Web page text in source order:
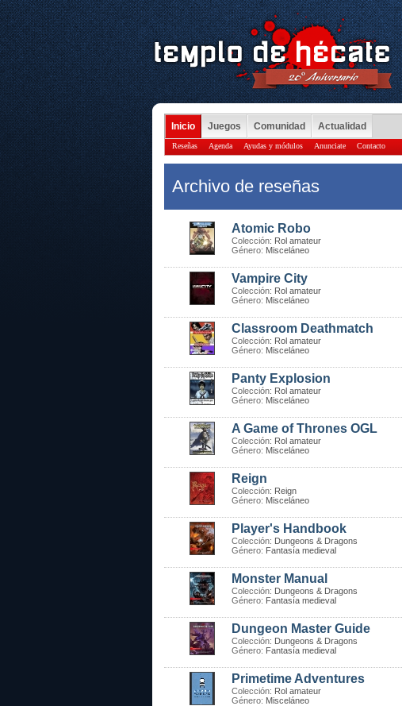
Inicio Juegos Comunidad Actualidad
Reseñas Agenda Ayudas y módulos Anunciate Contacto
Archivo de reseñas
Atomic Robo
Colección: Rol amateur
Género: Misceláneo
Vampire City
Colección: Rol amateur
Género: Misceláneo
Classroom Deathmatch
Colección: Rol amateur
Género: Misceláneo
Panty Explosion
Colección: Rol amateur
Género: Misceláneo
A Game of Thrones OGL
Colección: Rol amateur
Género: Misceláneo
Reign
Colección: Reign
Género: Misceláneo
Player's Handbook
Colección: Dungeons & Dragons
Género: Fantasía medieval
Monster Manual
Colección: Dungeons & Dragons
Género: Fantasía medieval
Dungeon Master Guide
Colección: Dungeons & Dragons
Género: Fantasía medieval
Primetime Adventures
Colección: Rol amateur
Género: Misceláneo